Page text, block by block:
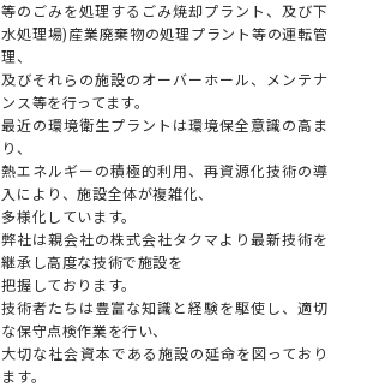
等のごみを処理するごみ焼却プラント、及び下
水処理場)産業廃棄物の処理プラント等の運転管
理、
及びそれらの施設のオーバーホール、メンテナ
ンス等を行ってます。
最近の環境衛生プラントは環境保全意識の高ま
り、
熱エネルギーの積極的利用、再資源化技術の導
入により、施設全体が複雑化、
多様化しています。
弊社は親会社の株式会社タクマより最新技術を
継承し高度な技術で施設を
把握しております。
技術者たちは豊富な知識と経験を駆使し、適切
な保守点検作業を行い、
大切な社会資本である施設の延命を図っており
ます。